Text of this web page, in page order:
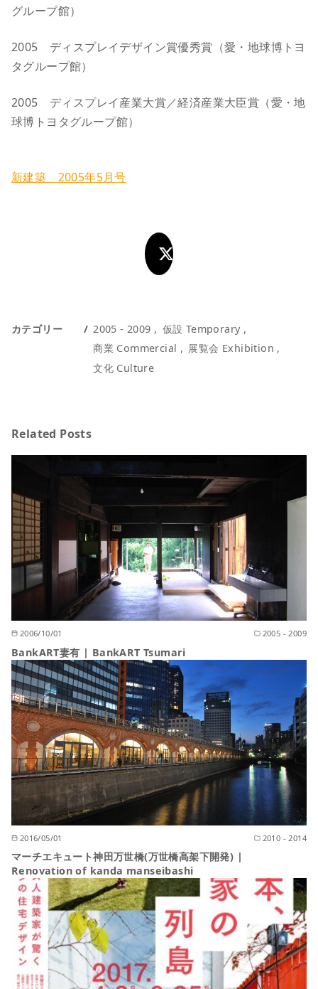
グループ館）
2005 ディスプレイデザイン賞優秀賞（愛・地球博トヨ
タグループ館）
2005 ディスプレイ産業大賞／経済産業大臣賞（愛・地
球博トヨタグループ館）
新建築 2005年5月号
カテゴリー 2005 - 2009
仮設 Temporary
商業 Commercial
展覧会 Exhibition
文化 Culture
Related Posts
2006/10/01 2005 - 2009
BankART妻有 | BankART Tsumari
2016/05/01 2010 - 2014
マーチエキュート神田万世橋(万世橋高架下開発) |
Renovation of kanda manseibashi